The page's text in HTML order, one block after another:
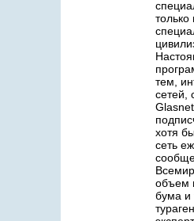
тем,
сетей,
хотя
сеть
объем
бума и